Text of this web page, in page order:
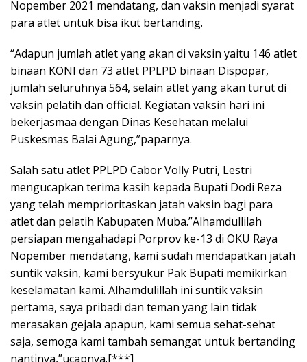
Nopember 2021 mendatang, dan vaksin menjadi syarat
para atlet untuk bisa ikut bertanding.
“Adapun jumlah atlet yang akan di vaksin yaitu 146 atlet
binaan KONI dan 73 atlet PPLPD binaan Dispopar,
jumlah seluruhnya 564, selain atlet yang akan turut di
vaksin pelatih dan official. Kegiatan vaksin hari ini
bekerjasmaa dengan Dinas Kesehatan melalui
Puskesmas Balai Agung,”paparnya.
Salah satu atlet PPLPD Cabor Volly Putri, Lestri
mengucapkan terima kasih kepada Bupati Dodi Reza
yang telah memprioritaskan jatah vaksin bagi para
atlet dan pelatih Kabupaten Muba.”Alhamdullilah
persiapan mengahadapi Porprov ke-13 di OKU Raya
Nopember mendatang, kami sudah mendapatkan jatah
suntik vaksin, kami bersyukur Pak Bupati memikirkan
keselamatan kami. Alhamdulillah ini suntik vaksin
pertama, saya pribadi dan teman yang lain tidak
merasakan gejala apapun, kami semua sehat-sehat
saja, semoga kami tambah semangat untuk bertanding
nantinya,”ucapnya.[***]